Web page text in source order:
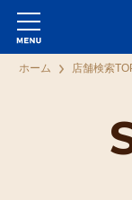
ホーム 店舗検索